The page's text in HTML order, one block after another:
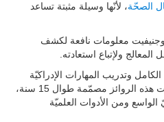
الصحّة، لأنّها وسيلة مثبتة تساعد
معلومات نافعة لكشف
ولإتباع استعادته.
وتدريب المهارات الإدراكيّة
التي يقايسها تقييم كوجنيفيت. كانت هذه الروائز مصمّمة طوال 15 سنة،
الواسع ومن الأدوات العلميّة